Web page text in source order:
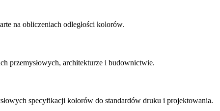
na obliczeniach odległości kolorów.
przemysłowych, architekturze i budownictwie.
specyfikacji kolorów do standardów druku i projektowania.